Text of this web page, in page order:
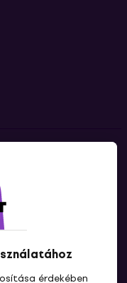
érdekében